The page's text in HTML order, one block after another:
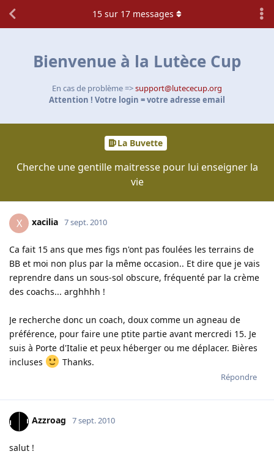
Bienvenue à la Lutèce Cup
En cas de problème =>support@lutececup.org
Attention ! Votre login = votre adresse email
La Buvette
Cherche une gentille maitresse pour lui enseigner la
vie
15 sur 17 messages
X xacilia 7 sept. 2010
Ca fait 15 ans que mes figs n'ont pas foulées les terrains de
BB et moi non plus par la même occasion.. Et dire que je vais
reprendre dans un sous-sol obscure, fréquenté par la crème
des coachs... arghhhh !
Je recherche donc un coach, doux comme un agneau de
préférence, pour faire une ptite partie avant mercredi 15. Je
suis à Porte d'Italie et peux héberger ou me déplacer. Bières
incluses
Thanks.
Répondre
Azzroag 7 sept. 2010
salut !